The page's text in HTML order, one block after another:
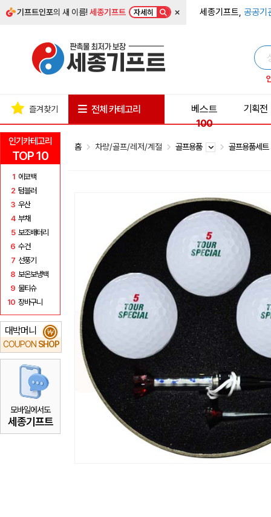
기프트인포의 새 이름!세종기프트 자세히 × 세종기프트, 공공기
인기카테고리
TOP 10
1 에코백
2 텀블러
3 우산
4 부채
5 보조배터리
6 수건
7 선풍기
8 보온보냉백
9 물티슈
10 장바구니
대박머니
COUPON SHOP
₩
모바일에서도
세종기프트
즐겨찾기 전체 카테고리
베스트
100
기획전
홈 차량/골프/레저/계절 골프용품 골프용품세